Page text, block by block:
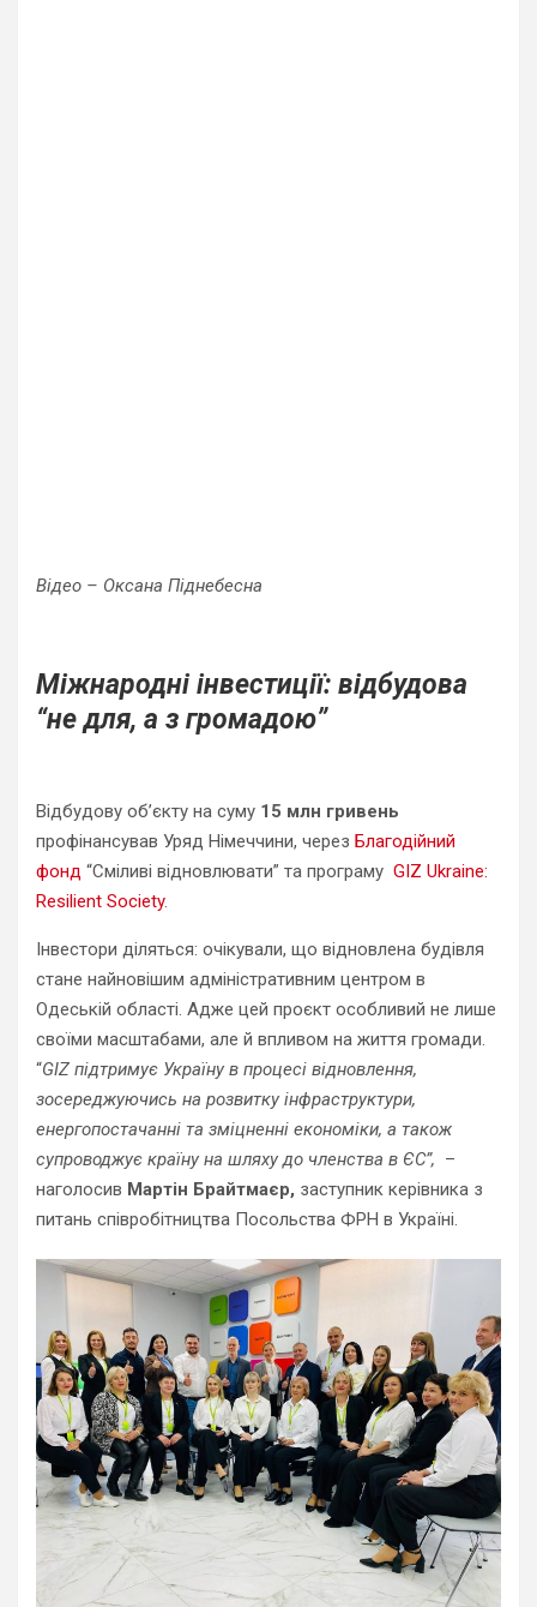
Відео – Оксана Піднебесна
Міжнародні інвестиції: відбудова
“не для, а з громадою”
Відбудову об’єкту на суму 15 млн гривень
профінансував Уряд Німеччини, через Благодійний
фонд “Сміливі відновлювати” та програму GIZ Ukraine:
Resilient Society.
Інвестори діляться: очікували, що відновлена будівля
стане найновішим адміністративним центром в
Одеській області. Адже цей проєкт особливий не лише
своїми масштабами, але й впливом на життя громади.
“GIZ підтримує Україну в процесі відновлення,
зосереджуючись на розвитку інфраструктури,
енергопостачанні та зміцненні економіки, а також
супроводжує країну на шляху до членства в ЄС”, –
наголосив Мартін Брайтмаєр, заступник керівника з
питань співробітництва Посольства ФРН в Україні.